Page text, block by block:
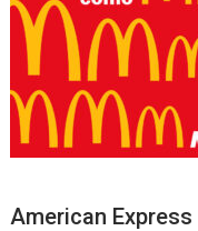
American Express